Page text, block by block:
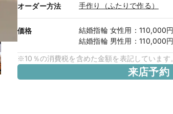
オーダー方法 手作り（ふたりで作る）
価格 結婚指輪 女性用 ：110,000
結婚指輪 男性用 ：110,000
※10％の消費税を含めた金額を表記しています。
来店予約